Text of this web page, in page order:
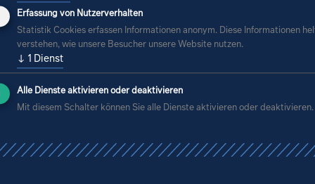
Gebäudequalität mess- und
Bewer­tungssysteme, Labels und
Lösungsbereich
Erfassung von Nutzerverhalten
Statistik Cookies erfassen Informationen anonym. Diese Informationen
verstehen, wie unsere Besucher unsere Website nutzen.
↓ 1 Dienst
Alle Dienste aktivieren oder deaktivieren
Mit diesem Schalter können Sie alle Dienste aktivieren oder deaktivieren.